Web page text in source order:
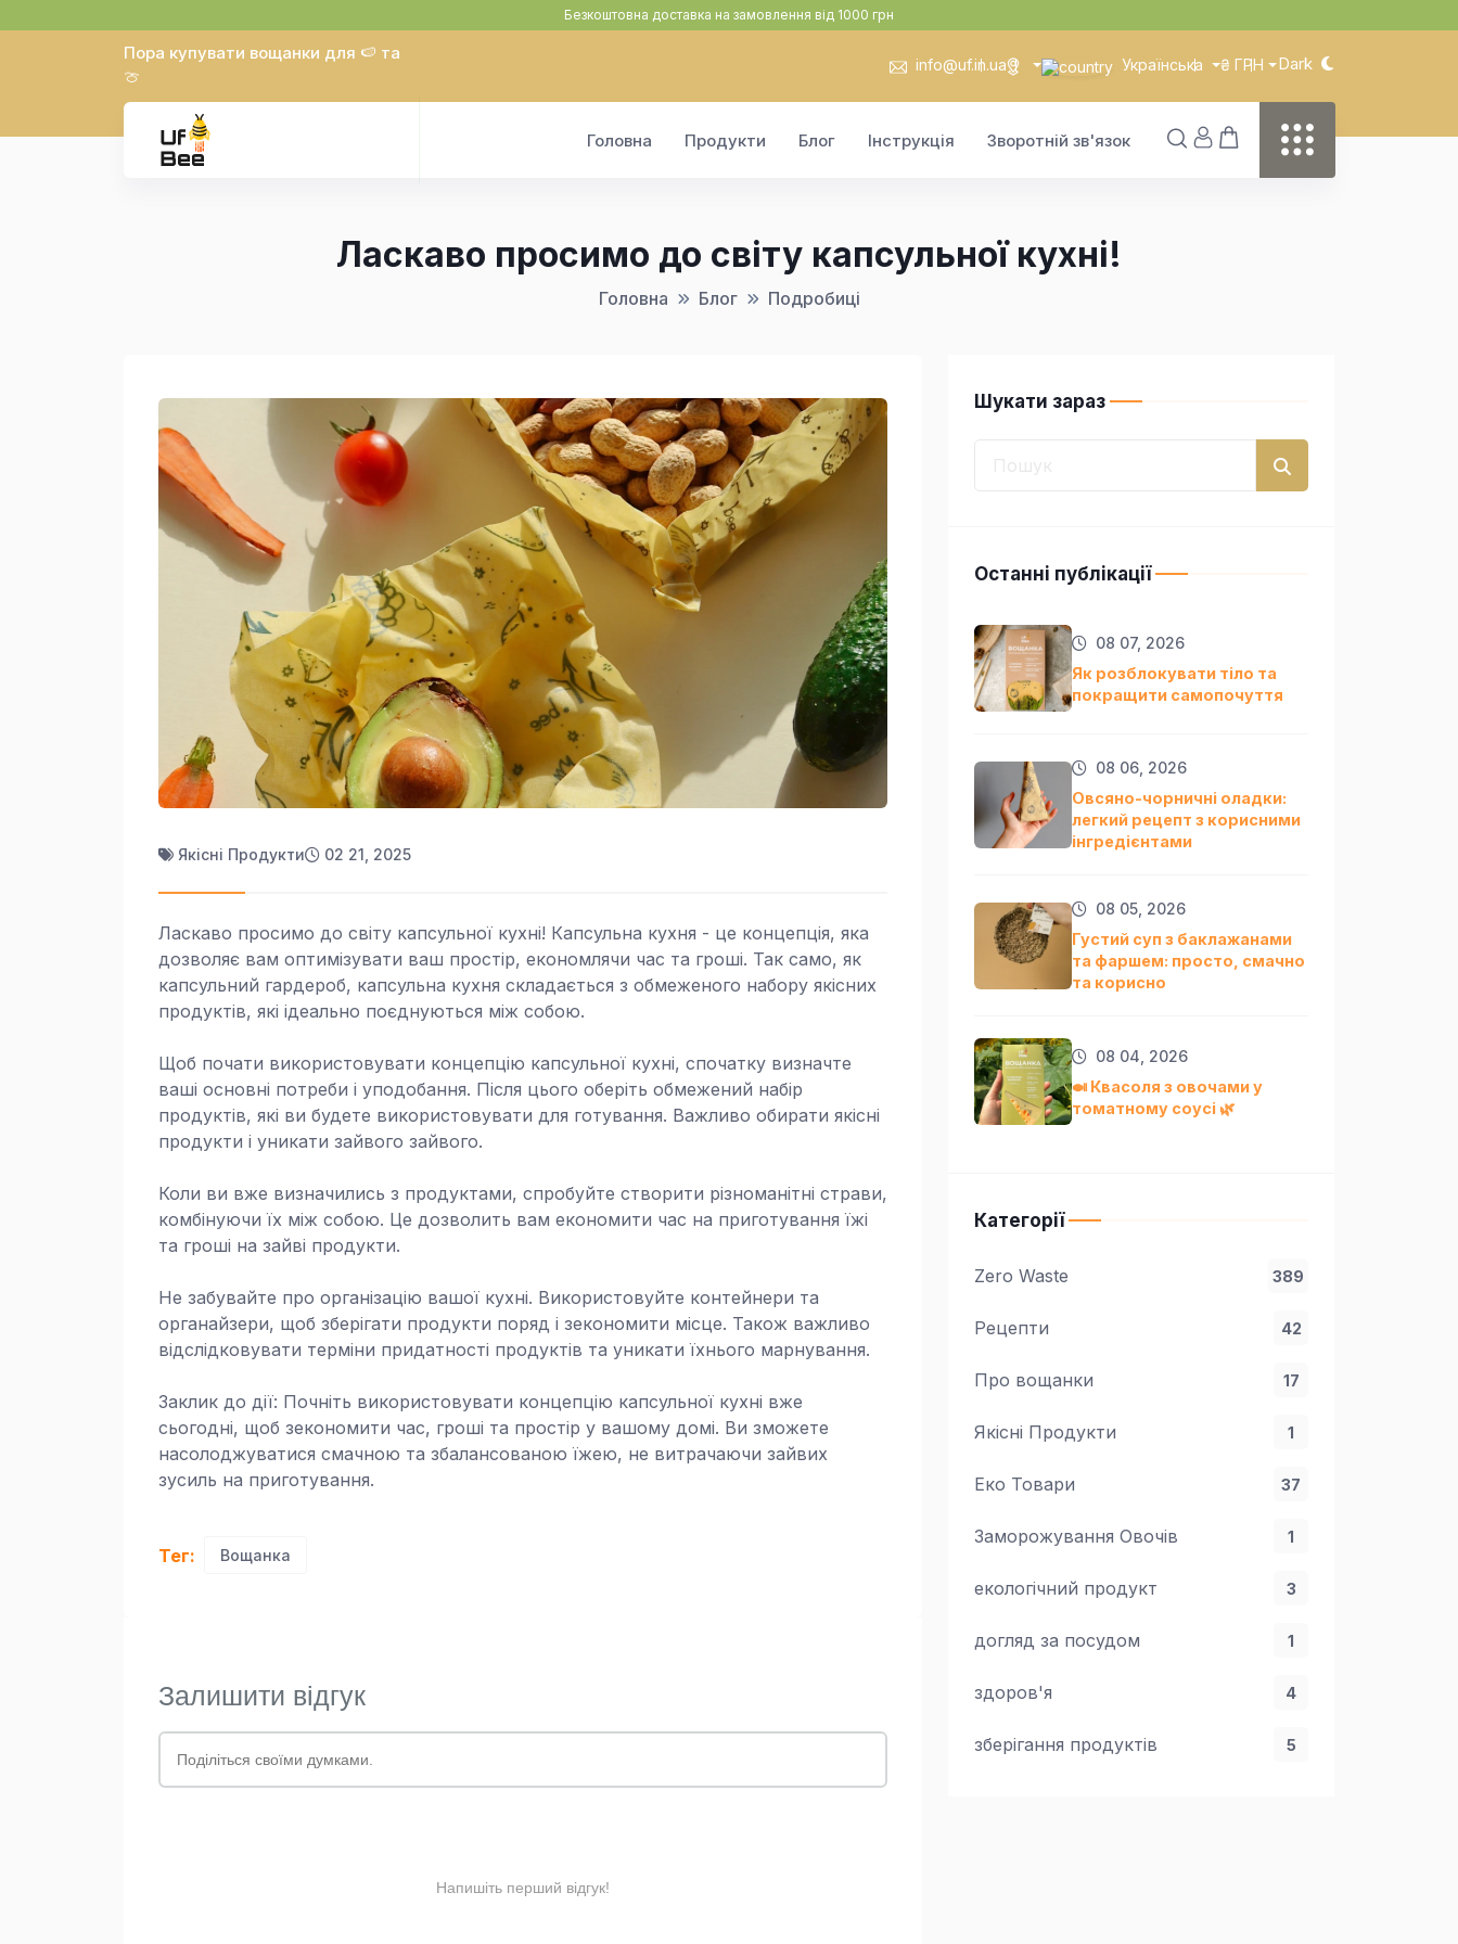
Безкоштовна доставка на замовлення від 1000 грн
Пора купувати вощанки для 🍉 та
🍈
info@uf.in.ua Українська ₴ ГРН Dark
Головна Продукти Блог Інструкція Зворотній зв'язок
Ласкаво просимо до світу капсульної кухні!
Головна Блог Подробиці
Якісні Продукти 02 21, 2025
Ласкаво просимо до світу капсульної кухні! Капсульна кухня - це концепція, яка
дозволяє вам оптимізувати ваш простір, економлячи час та гроші. Так само, як
капсульний гардероб, капсульна кухня складається з обмеженого набору якісних
продуктів, які ідеально поєднуються між собою.
Щоб почати використовувати концепцію капсульної кухні, спочатку визначте
ваші основні потреби і уподобання. Після цього оберіть обмежений набір
продуктів, які ви будете використовувати для готування. Важливо обирати якісні
продукти і уникати зайвого зайвого.
Коли ви вже визначились з продуктами, спробуйте створити різноманітні страви,
комбінуючи їх між собою. Це дозволить вам економити час на приготування їжі
та гроші на зайві продукти.
Не забувайте про організацію вашої кухні. Використовуйте контейнери та
органайзери, щоб зберігати продукти поряд і зекономити місце. Також важливо
відслідковувати терміни придатності продуктів та уникати їхнього марнування.
Заклик до дії: Почніть використовувати концепцію капсульної кухні вже
сьогодні, щоб зекономити час, гроші та простір у вашому домі. Ви зможете
насолоджуватися смачною та збалансованою їжею, не витрачаючи зайвих
зусиль на приготування.
Тег: Вощанка
Шукати зараз
Останні публікації
08 07, 2026
Як розблокувати тіло та
покращити самопочуття
08 06, 2026
Овсяно-чорничні оладки:
легкий рецепт з корисними
інгредієнтами
08 05, 2026
Густий суп з баклажанами
та фаршем: просто, смачно
та кориснo
08 04, 2026
🍛 Квасоля з овочами у
томатному соусі 🌿
Категорії
Zero Waste 389
Рецепти 42
Про вощанки 17
Якісні Продукти 1
Еко Товари 37
Заморожування Овочів 1
екологічний продукт 3
догляд за посудом 1
здоров'я 4
зберігання продуктів 5